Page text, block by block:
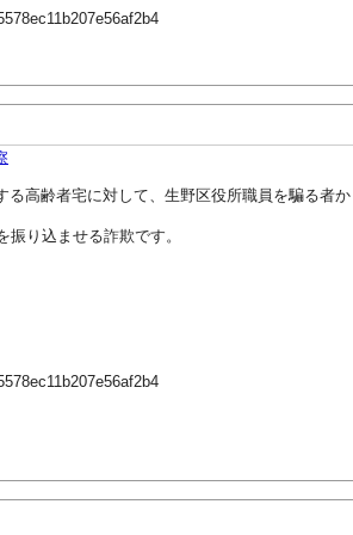
高齢者宅に対して、生野区役所職員を騙る者
り込ませる詐欺です。